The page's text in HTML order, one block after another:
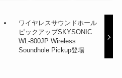
ワイヤレスサウンドホール
ピックアップSKYSONIC
WL-800JP Wireless
Soundhole Pickup登場